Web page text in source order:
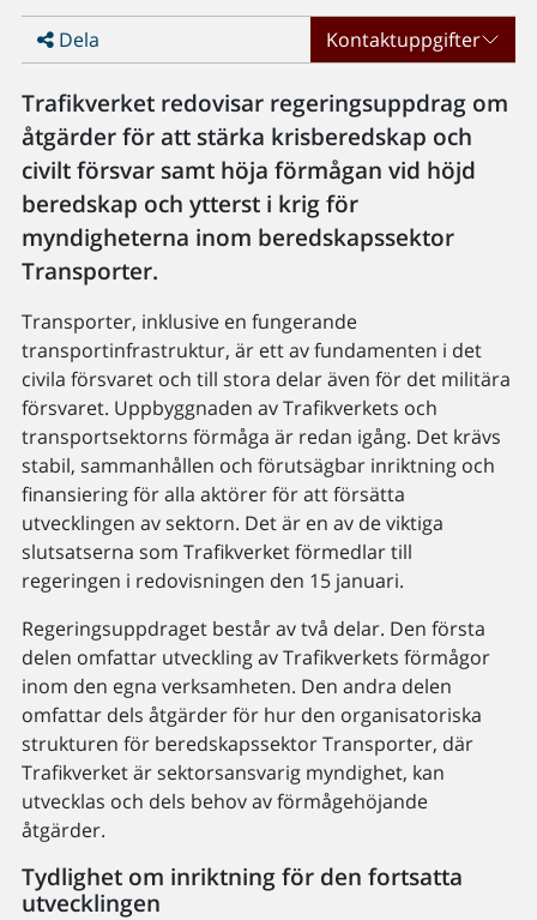
Dela Kontaktuppgifter
Trafikverket redovisar regeringsuppdrag om
åtgärder för att stärka krisberedskap och
civilt försvar samt höja förmågan vid höjd
beredskap och ytterst i krig för
myndigheterna inom beredskapssektor
Transporter.
Transporter, inklusive en fungerande
transportinfrastruktur, är ett av fundamenten i det
civila försvaret och till stora delar även för det militära
försvaret. Uppbyggnaden av Trafikverkets och
transportsektorns förmåga är redan igång. Det krävs
stabil, sammanhållen och förutsägbar inriktning och
finansiering för alla aktörer för att försätta
utvecklingen av sektorn. Det är en av de viktiga
slutsatserna som Trafikverket förmedlar till
regeringen i redovisningen den 15 januari.
Regeringsuppdraget består av två delar. Den första
delen omfattar utveckling av Trafikverkets förmågor
inom den egna verksamheten. Den andra delen
omfattar dels åtgärder för hur den organisatoriska
strukturen för beredskapssektor Transporter, där
Trafikverket är sektorsansvarig myndighet, kan
utvecklas och dels behov av förmågehöjande
åtgärder.
Tydlighet om inriktning för den fortsatta
utvecklingen